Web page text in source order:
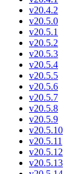
v20.4.2
v20.5.0
v20.5.1
v20.5.2
v20.5.3
v20.5.4
v20.5.5
v20.5.6
v20.5.7
v20.5.8
v20.5.9
v20.5.10
v20.5.11
v20.5.12
v20.5.13